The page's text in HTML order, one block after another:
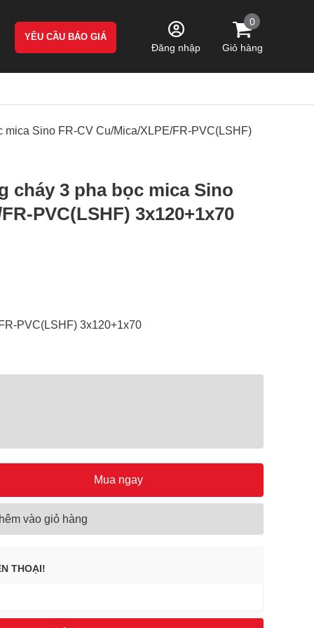
YÊU CẦU BÁO GIÁ
Đăng nhập
0
Giỏ hàng
mica Sino FR-CV Cu/Mica/XLPE/FR-PVC(LSHF)
cháy 3 pha bọc mica Sino
PVC(LSHF) 3x120+1x70
PVC(LSHF) 3x120+1x70
Mua ngay
vào giỏ hàng
THOẠI!